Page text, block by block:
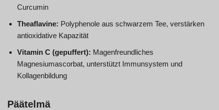
Curcumin
Theaflavine: Polyphenole aus schwarzem Tee, verstärken
antioxidative Kapazität
Vitamin C (gepuffert): Magenfreundliches
Magnesiumascorbat, unterstützt Immunsystem und
Kollagenbildung
Päätelmä